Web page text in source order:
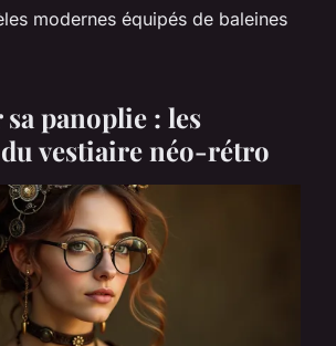
modernes équipés de baleines
panoplie : les
vestiaire néo-rétro